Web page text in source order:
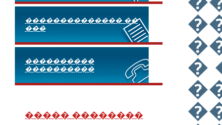
�������������� ��
���
����������
����������
����� ��������
�